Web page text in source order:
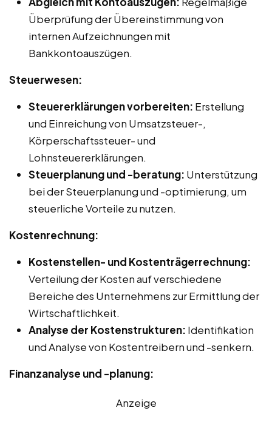
Überprüfung der Übereinstimmung von
internen Aufzeichnungen mit
Bankkontoauszügen.
Steuerwesen:
Steuererklärungen vorbereiten: Erstellung
und Einreichung von Umsatzsteuer-,
Körperschaftssteuer- und
Lohnsteuererklärungen.
Steuerplanung und -beratung: Unterstützung
bei der Steuerplanung und -optimierung, um
steuerliche Vorteile zu nutzen.
Kostenrechnung:
Kostenstellen- und Kostenträgerrechnung:
Verteilung der Kosten auf verschiedene
Bereiche des Unternehmens zur Ermittlung der
Wirtschaftlichkeit.
Analyse der Kostenstrukturen: Identifikation
und Analyse von Kostentreibern und -senkern.
Finanzanalyse und -planung:
Anzeige